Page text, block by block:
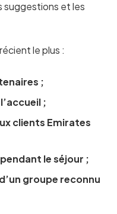
suggestions et les
le plus :
;
;
clients Emirates
le séjour ;
groupe reconnu